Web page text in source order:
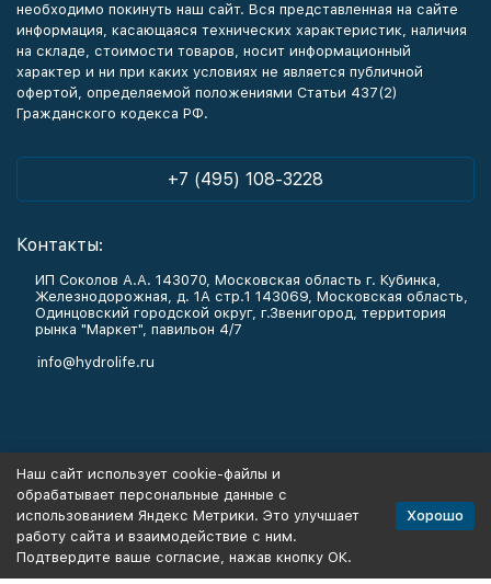
необходимо покинуть наш сайт. Вся представленная на сайте
информация, касающаяся технических характеристик, наличия
на складе, стоимости товаров, носит информационный
характер и ни при каких условиях не является публичной
офертой, определяемой положениями Статьи 437(2)
Гражданского кодекса РФ.
+7 (495) 108-3228
Контакты:
ИП Соколов А.А. 143070, Московская область г. Кубинка,
Железнодорожная, д. 1А стр.1 143069, Московская область,
Одинцовский городской округ, г.Звенигород, территория
рынка "Маркет", павильон 4/7
info@hydrolife.ru
Информация
Наш сайт использует cookie-файлы и
обрабатывает персональные данные с
использованием Яндекс Метрики. Это улучшает
работу сайта и взаимодействие с ним.
Подтвердите ваше согласие, нажав кнопку ОК.
Хорошо